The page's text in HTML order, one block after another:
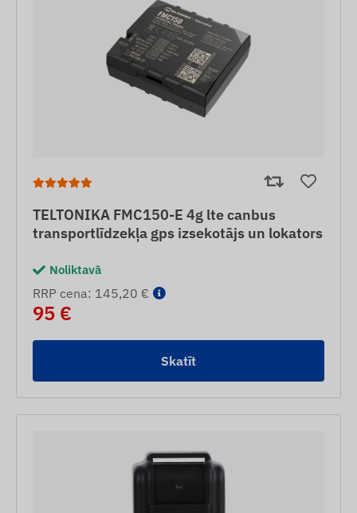
TELTONIKA FMC150-E 4g lte canbus
transportlīdzekļa gps izsekotājs un lokators
Noliktavā
RRP cena: 145,20 €
95 €
Skatīt